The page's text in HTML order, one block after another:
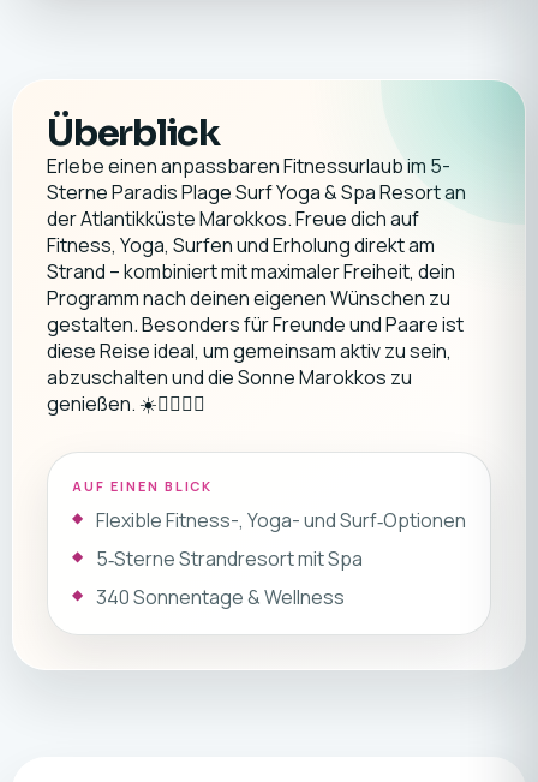
Überblick
Erlebe einen anpassbaren Fitnessurlaub im 5-
Sterne Paradis Plage Surf Yoga & Spa Resort an
der Atlantikküste Marokkos. Freue dich auf
Fitness, Yoga, Surfen und Erholung direkt am
Strand – kombiniert mit maximaler Freiheit, dein
Programm nach deinen eigenen Wünschen zu
gestalten. Besonders für Freunde und Paare ist
diese Reise ideal, um gemeinsam aktiv zu sein,
abzuschalten und die Sonne Marokkos zu
genießen. ☀️🏄‍♂️🧘‍♀️
AUF EINEN BLICK
Flexible Fitness-, Yoga- und Surf‑Optionen
5‑Sterne Strandresort mit Spa
340 Sonnentage & Wellness